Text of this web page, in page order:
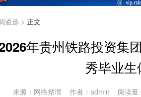
遴选 > 正文
年贵州铁路投资集
秀毕业
来源：网络整理 作者：admin 阅读量